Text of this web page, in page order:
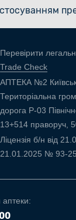
Перевірити
Trade Check
АПТЕКА №2
Територіальна
дорога Р-03
13+514 праворуч,
Ліцензія б/н від
21.01.2025 № 93-
аптеки: